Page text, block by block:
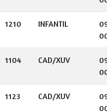
1210 INFANTIL
1104 CAD/XUV
1123 CAD/XUV